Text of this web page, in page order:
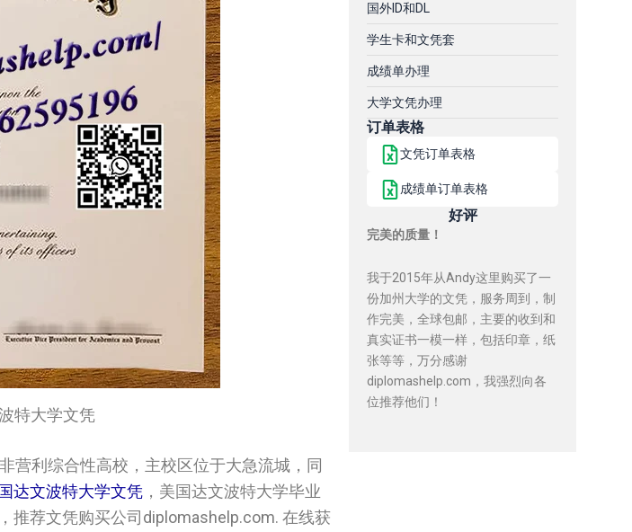
特大学文凭
营利综合性高校，主校区位于大急流城，同
达文波特大学文凭 ，美国‌达文波特大学毕业
推荐文凭购买公司diplomashelp.com. 在线获
国外ID和DL
学生卡和文凭套
成绩单办理
大学文凭办理
订单表格
文凭订单表格
成绩单订单表格
好评
完美的质量！
我于2015年从Andy这里购买了一
份加州大学的文凭，服务周到，制
作完美，全球包邮，主要的收到和
真实证书一模一样，包括印章，纸
张等等，万分感谢
diplomashelp.com，我强烈向各
位推荐他们！